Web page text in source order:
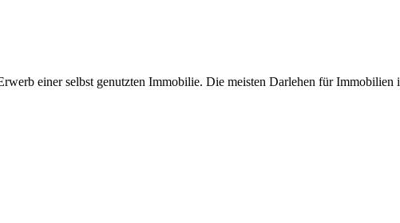
einer selbst genutzten Immobilie. Die meisten Darlehen für Immobilien